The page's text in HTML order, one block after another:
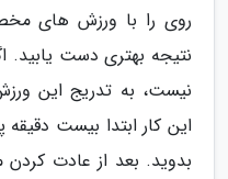
روی را با ورزش های
نتیجه بهتری دست یابید.
نیست، به تدریج این
بدوید. بعد از عادت